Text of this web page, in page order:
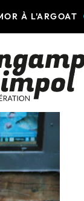
À L'ARGOAT